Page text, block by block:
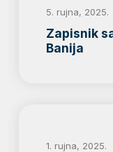
5. rujna, 2025.
Zapisnik
Banija
1. rujna, 2025.